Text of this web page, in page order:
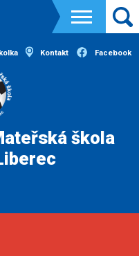
Kontakt Facebook
škola